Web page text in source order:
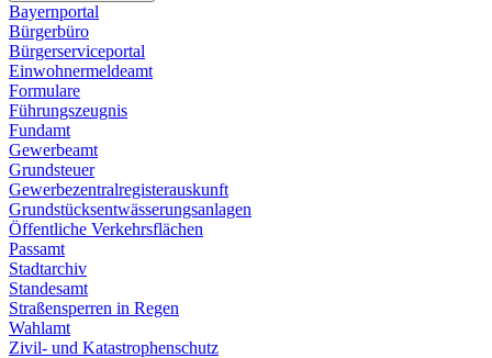
Bayernportal
Bürgerbüro
Bürgerserviceportal
Einwohnermeldeamt
Formulare
Führungszeugnis
Fundamt
Gewerbeamt
Grundsteuer
Gewerbezentralregisterauskunft
Grundstücksentwässerungsanlagen
Öffentliche Verkehrsflächen
Passamt
Stadtarchiv
Standesamt
Straßensperren in Regen
Wahlamt
Zivil- und Katastrophenschutz